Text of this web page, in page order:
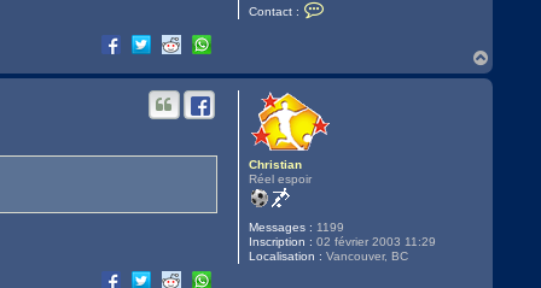
Contact :
c
r
p
a
u
Christian
Réel espoir
Messages : 1199
Inscription : 02 février 2003 11:29
Localisation : Vancouver, BC